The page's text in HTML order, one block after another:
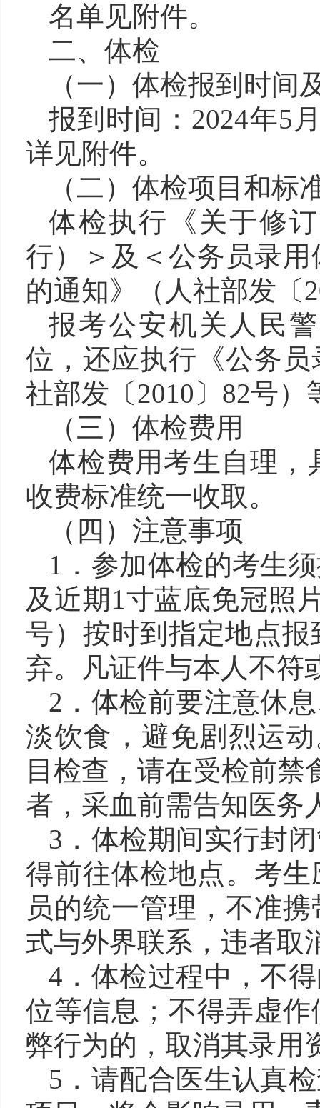
名单见附件。
二、体检
（一）体检报到时间
报到时间： 2024年5
详见附件。
（二） 体检项目和标
体检执行《关于修订
行）＞及＜公务员录
的通知》（人社部发〔
报考公安机关人民
位，还应执行《公务
社部发〔2010〕82号）
（三）体检费用
体检费用考生自理 ，
收费标准统一收取。
（ 四 ）注意事项
1．参加体检的考生
及近期1寸蓝底免冠照
号）按时到指定地点
弃。凡证件与本人不符
2．体检前要注意休
淡饮食，避免剧烈运
目检查，请在受检前禁
者，采血前需告知医务
3．体检期间实行封
得前往体检地点。考
员的统一管理，不准
式与外界联系，违者取
4．体检过程中，不
位等信息；不得弄虚
弊行为的，取消其录用
5．请配合医生认真